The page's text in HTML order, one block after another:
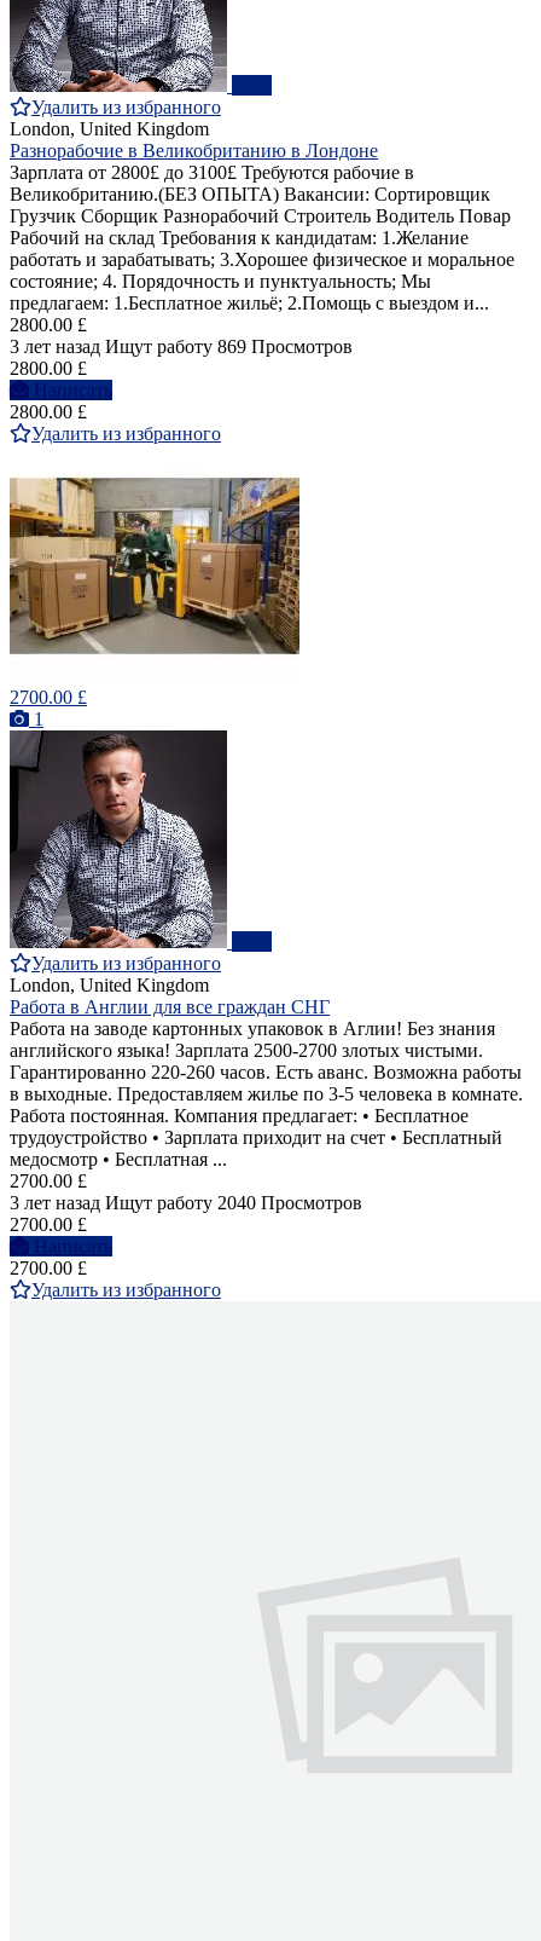
Удалить из избранного
London, United Kingdom
Разнорабочие в Великобританию в Лондоне
Зарплата от 2800£ до 3100£ Требуются рабочие в
Великобританию.(БЕЗ ОПЫТА) Вакансии: Сортировщик
Грузчик Сборщик Разнорабочий Строитель Водитель Повар
Рабочий на склад Требования к кандидатам: 1.Желание
работать и зарабатывать; 3.Хорошее физическое и моральное
состояние; 4. Порядочность и пунктуальность; Мы
предлагаем: 1.Бесплатное жильё; 2.Помощь с выездом и...
2800.00 £
3 лет назад Ищут работу 869 Просмотров
2800.00 £
Написать
2800.00 £
Удалить из избранного
2700.00 £
1
Удалить из избранного
London, United Kingdom
Работа в Англии для все граждан СНГ
Работа на заводе картонных упаковок в Аглии! Без знания
английского языка! Зарплата 2500-2700 злотых чистыми.
Гарантированно 220-260 часов. Есть аванс. Возможна работы
в выходные. Предоставляем жилье по 3-5 человека в комнате.
Работа постоянная. Компания предлагает: • Бесплатное
трудоустройство • Зарплата приходит на счет • Бесплатный
медосмотр • Бесплатная ...
2700.00 £
3 лет назад Ищут работу 2040 Просмотров
2700.00 £
Написать
2700.00 £
Удалить из избранного